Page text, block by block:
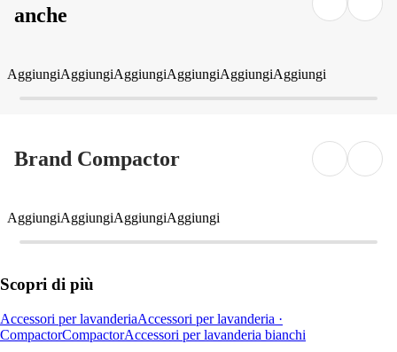
anche
AggiungiAggiungiAggiungiAggiungiAggiungiAggiungi
Brand Compactor
AggiungiAggiungiAggiungiAggiungi
Scopri di più
Accessori per lavanderiaAccessori per lavanderia ·
CompactorCompactorAccessori per lavanderia bianchi